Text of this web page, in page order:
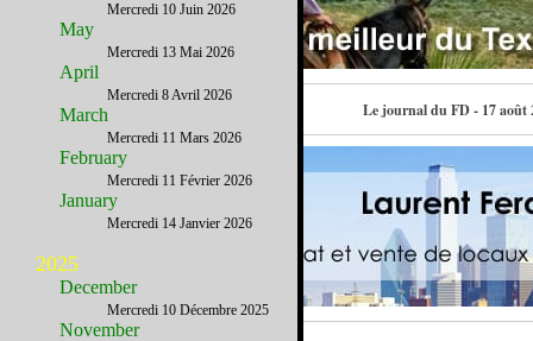
Contactez-nous Le journal du FD - 17 août
Mercredi 10 Juin 2026
May
Mercredi 13 Mai 2026
April
Mercredi 8 Avril 2026
March
Mercredi 11 Mars 2026
February
Mercredi 11 Février 2026
January
Mercredi 14 Janvier 2026
2025
December
Mercredi 10 Décembre 2025
November